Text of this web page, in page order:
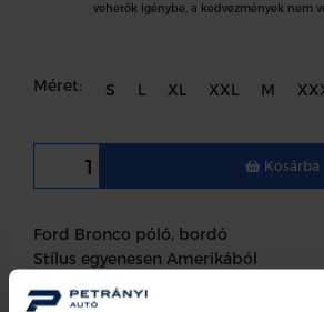
vehetők igénybe, a kedvezmények nem
Méret: S L XL XXL M
Kosárba
Ford Bronco póló, bordó
Stílus egyenesen Amerikából